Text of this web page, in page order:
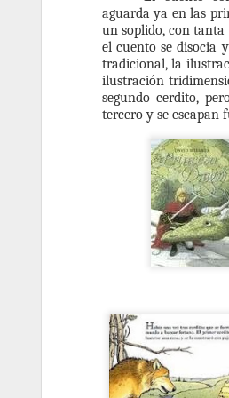
aguarda ya en las
un soplido, con
el cuento se disocia
tradicional, la
ilustración
segundo cerdito,
tercero y se escapan